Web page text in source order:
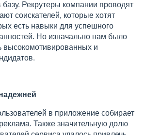
базу. Рекрутеры компании проводят
соискателей, которые хотят
есть навыки для успешного
Но изначально нам было
высокомотивированных и
в приложение собирает
Также значительную долю